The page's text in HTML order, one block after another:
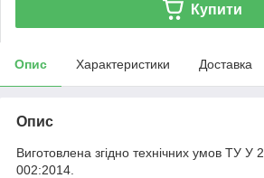
Купити
Опис Характеристики Доставка
Опис
Виготовлена згідно технічних умов ТУ У
002:2014.